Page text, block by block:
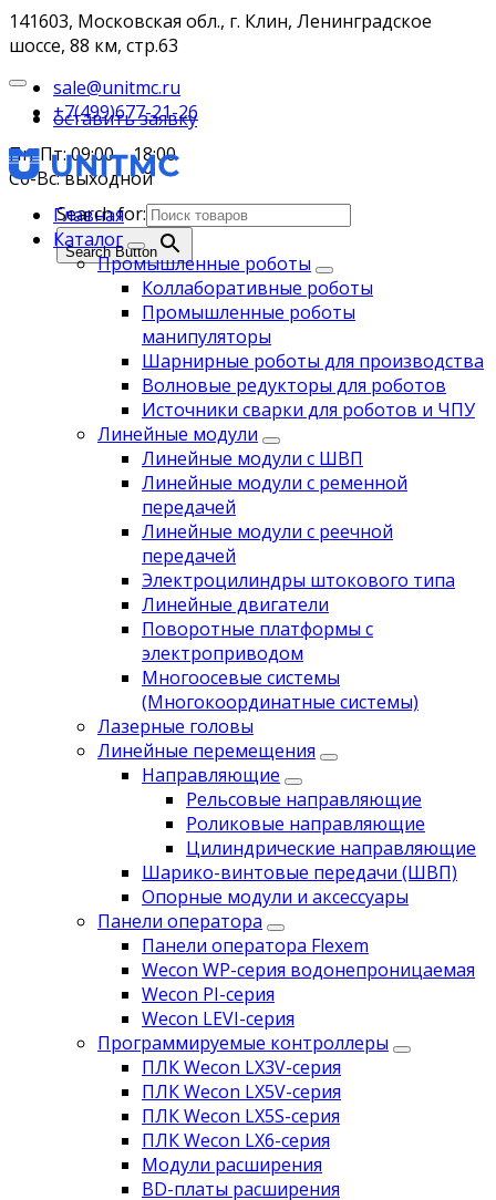
141603, Московская обл., г. Клин, Ленинградское
шоссе, 88 км, стр.63
sale@unitmc.ru
+7(499)677-21-26
Пн-Пт: 09:00 – 18:00
Сб-Вс: выходной
Search for:
Search Button
оставить заявку
Главная
Каталог
Промышленные роботы
Коллаборативные роботы
Промышленные роботы
манипуляторы
Шарнирные роботы для производства
Волновые редукторы для роботов
Источники сварки для роботов и ЧПУ
Линейные модули
Линейные модули с ШВП
Линейные модули с ременной
передачей
Линейные модули с реечной
передачей
Электроцилиндры штокового типа
Линейные двигатели
Поворотные платформы с
электроприводом
Многоосевые системы
(Многокоординатные системы)
Лазерные головы
Линейные перемещения
Направляющие
Рельсовые направляющие
Роликовые направляющие
Цилиндрические направляющие
Шарико-винтовые передачи (ШВП)
Опорные модули и аксессуары
Панели оператора
Панели оператора Flexem
Wecon WP-серия водонепроницаемая
Wecon PI-серия
Wecon LEVI-серия
Программируемые контроллеры
ПЛК Wecon LX3V-серия
ПЛК Wecon LX5V-серия
ПЛК Wecon LX5S-серия
ПЛК Wecon LX6-серия
Модули расширения
BD-платы расширения